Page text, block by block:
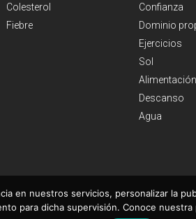
Colesterol
Fiebre
Confianza
Dominio
Ejercicios
Sol
Alimentación
Descanso
Agua
en nuestros servicios, personalizar la
para dicha supervisión. Conoce nuestra